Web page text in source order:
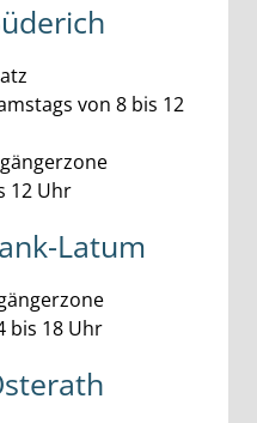
von 8 bis 12
12 Uhr
Latum
bis 18 Uhr